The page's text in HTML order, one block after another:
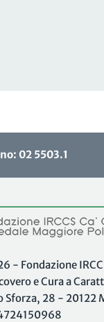
02 5503.1
- Fondazione
e Cura a
Sforza, 28 - 20122